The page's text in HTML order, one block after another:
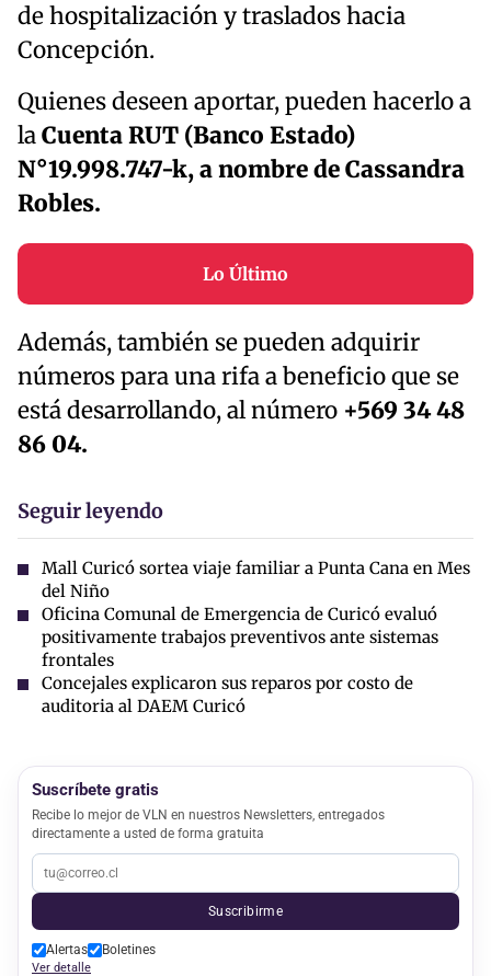
de hospitalización y traslados hacia
Concepción.
Quienes deseen aportar, pueden hacerlo a
laCuenta RUT (Banco Estado)
N°19.998.747-k, a nombre de Cassandra
Robles.
Lo Último
Además, también se pueden adquirir
números para una rifa a beneficio que se
está desarrollando, al número +569 34 48
86 04.
Seguir leyendo
Mall Curicó sortea viaje familiar a Punta Cana en Mes
del Niño
Oficina Comunal de Emergencia de Curicó evaluó
positivamente trabajos preventivos ante sistemas
frontales
Concejales explicaron sus reparos por costo de
auditoria al DAEM Curicó
Suscríbete gratis
Recibe lo mejor de VLN en nuestros Newsletters, entregados
directamente a usted de forma gratuita
Suscribirme
Alertas Boletines
Ver detalle